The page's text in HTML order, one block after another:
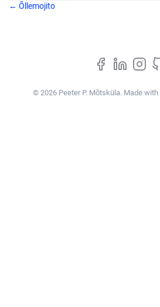
← Õllemojito
© 2026 Peeter P. Mõtsküla. Made with